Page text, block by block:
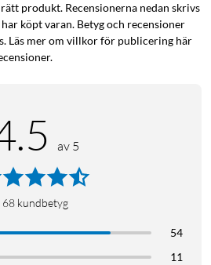
produkt. Recensionerna nedan skrivs
köpt varan. Betyg och recensioner
Läs mer om villkor för publicering här
av 5
68 kundbetyg
54
11